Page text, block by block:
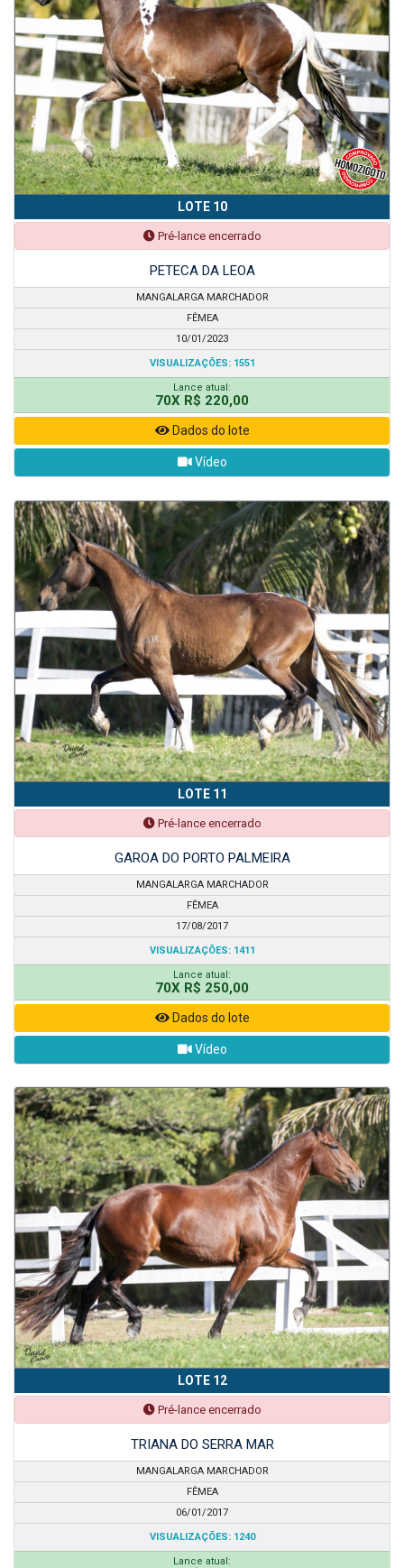
LOTE 10
Pré-lance encerrado
PETECA DA LEOA
MANGALARGA MARCHADOR
FÊMEA
10/01/2023
VISUALIZAÇÕES: 1551
Lance atual:
70X R$ 220,00
Dados do lote
Vídeo
LOTE 11
Pré-lance encerrado
GAROA DO PORTO PALMEIRA
MANGALARGA MARCHADOR
FÊMEA
17/08/2017
VISUALIZAÇÕES: 1411
Lance atual:
70X R$ 250,00
Dados do lote
Vídeo
LOTE 12
Pré-lance encerrado
TRIANA DO SERRA MAR
MANGALARGA MARCHADOR
FÊMEA
06/01/2017
VISUALIZAÇÕES: 1240
Lance atual: